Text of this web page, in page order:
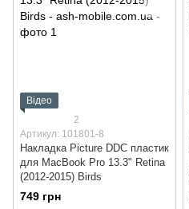
Відео
2
Артикул: 101801-8
Накладка Picture DDC пластик
для MacBook Pro 13.3" Retina
(2012-2015) Birds
749 грн